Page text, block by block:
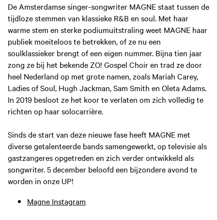
De Amsterdamse singer-songwriter MAGNE staat tussen de
tijdloze stemmen van klassieke R&B en soul. Met haar
warme stem en sterke podiumuitstraling weet MAGNE haar
publiek moeiteloos te betrekken, of ze nu een
soulklassieker brengt of een eigen nummer. Bijna tien jaar
zong ze bij het bekende ZO! Gospel Choir en trad ze door
heel Nederland op met grote namen, zoals Mariah Carey,
Ladies of Soul, Hugh Jackman, Sam Smith en Oleta Adams.
In 2019 besloot ze het koor te verlaten om zich volledig te
richten op haar solocarrière.
Sinds de start van deze nieuwe fase heeft MAGNE met
diverse getalenteerde bands samengewerkt, op televisie als
gastzangeres opgetreden en zich verder ontwikkeld als
songwriter. 5 december beloofd een bijzondere avond te
worden in onze UP!
Magne Instagram